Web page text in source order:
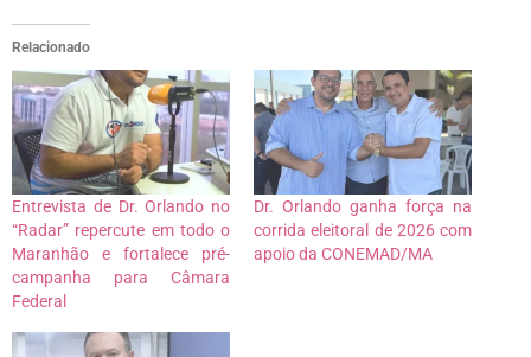
Relacionado
Entrevista de Dr. Orlando no
“Radar” repercute em todo o
Maranhão e fortalece pré-
campanha para Câmara
Federal
Dr. Orlando ganha força na
corrida eleitoral de 2026 com
apoio da CONEMAD/MA